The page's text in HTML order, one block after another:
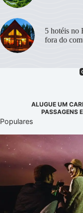
5 hotéis no
fora do
ALUGUE UM
PASSAGENS
Populares